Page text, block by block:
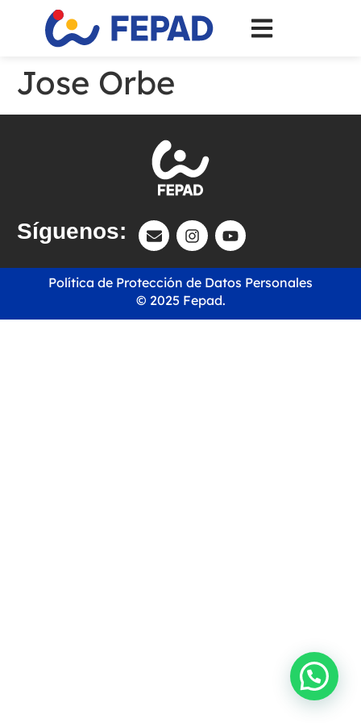
Jose Orbe
Síguenos:
© 2025 Fepad.
Política de Protección de Datos Personales